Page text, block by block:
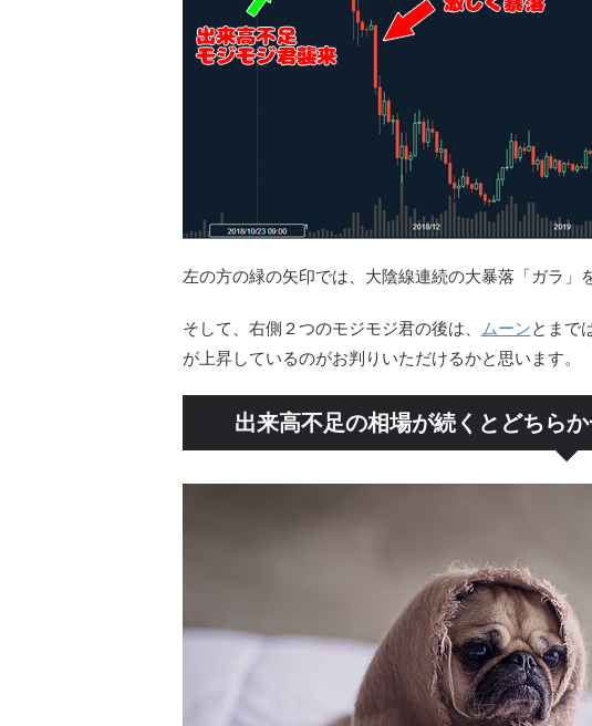
左の方の緑の矢印では、大陰線連続の大暴落「ガラ」
そして、右側２つのモジモジ君の後は、 ムーンとまで
が上昇しているのがお判りいただけるかと思います。
出来高不足の相場が続くとどちら